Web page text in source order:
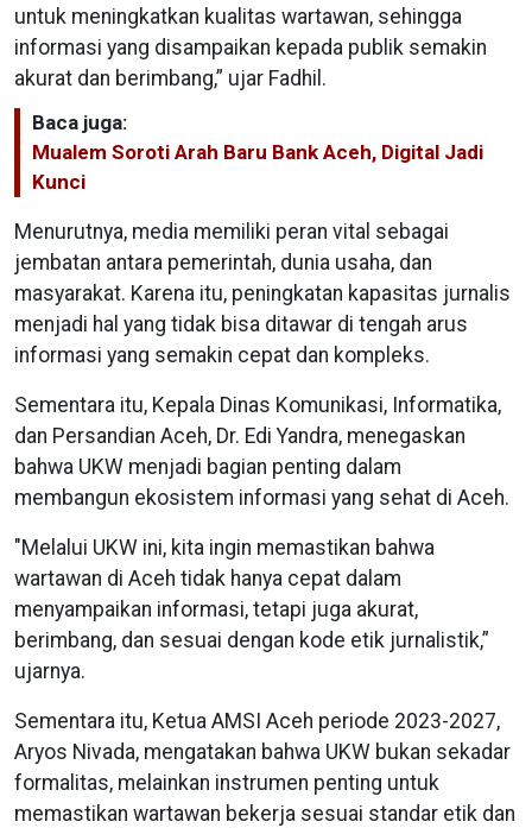
untuk meningkatkan kualitas wartawan, sehingga
informasi yang disampaikan kepada publik semakin
akurat dan berimbang,” ujar Fadhil.
Baca juga:
Mualem Soroti Arah Baru Bank Aceh, Digital Jadi
Kunci
Menurutnya, media memiliki peran vital sebagai
jembatan antara pemerintah, dunia usaha, dan
masyarakat. Karena itu, peningkatan kapasitas jurnalis
menjadi hal yang tidak bisa ditawar di tengah arus
informasi yang semakin cepat dan kompleks.
Sementara itu, Kepala Dinas Komunikasi, Informatika,
dan Persandian Aceh, Dr. Edi Yandra, menegaskan
bahwa UKW menjadi bagian penting dalam
membangun ekosistem informasi yang sehat di Aceh.
"Melalui UKW ini, kita ingin memastikan bahwa
wartawan di Aceh tidak hanya cepat dalam
menyampaikan informasi, tetapi juga akurat,
berimbang, dan sesuai dengan kode etik jurnalistik,”
ujarnya.
Sementara itu, Ketua AMSI Aceh periode 2023-2027,
Aryos Nivada, mengatakan bahwa UKW bukan sekadar
formalitas, melainkan instrumen penting untuk
memastikan wartawan bekerja sesuai standar etik dan